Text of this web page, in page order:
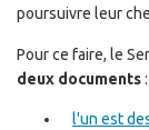
poursuivre leur
Pour ce faire, le
deux documents:
l'un est